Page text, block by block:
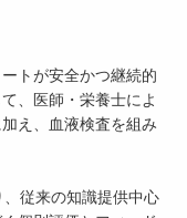
トが安全かつ継続的
、医師・栄養士によ
え、血液検査を組み
従来の知識提供中心